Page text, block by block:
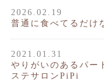
2026.02.19
普通に食べてるだけ
2021.01.31
やりがいのあるパー
ステサロンPiPi